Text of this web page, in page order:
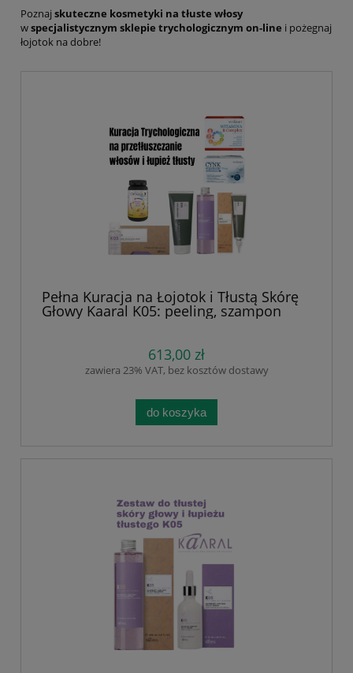
Poznaj skuteczne kosmetyki na tłuste włosy
wspecjalistycznym sklepie trychologicznym on-line i pożegnaj
łojotok na dobre!
Pełna Kuracja na Łojotok i Tłustą Skórę
Głowy Kaaral K05: peeling, szampon
siarkowy, szampon regulujący i ampułki
suplementy Vita Diet. Kuracja
Trychologiczna na łojotok i łupież tłusty.
613,00 zł
zawiera 23% VAT, bez kosztów dostawy
do koszyka